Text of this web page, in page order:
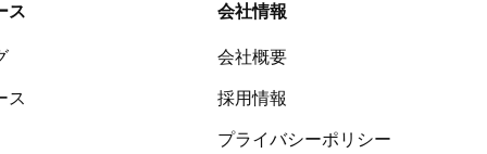
ス
ス
会社情報
会社概要
採用情報
プライバシーポリシー
導入企業1,700社以上
EC・定期通販システムなら
リピストX